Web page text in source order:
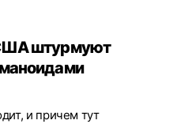
штурмуют
и причем тут